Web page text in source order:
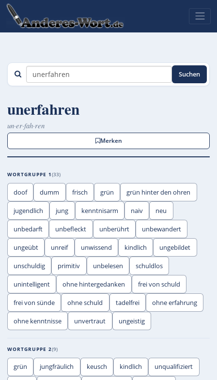
Suchen
unerfahren
un·er·fah·ren
Merken
WORTGRUPPE 1 33
doof dumm frisch grün grün hinter den ohren
jugendlich jung kenntnisarm naiv neu
unbedarft unbefleckt unberührt unbewandert
ungeübt unreif unwissend kindlich ungebildet
unschuldig primitiv unbelesen schuldlos
unintelligent ohne hintergedanken frei von schuld
frei von sünde ohne schuld tadelfrei ohne erfahrung
ohne kenntnisse unvertraut ungeistig
WORTGRUPPE 2 9
grün jungfräulich keusch kindlich unqualifiziert